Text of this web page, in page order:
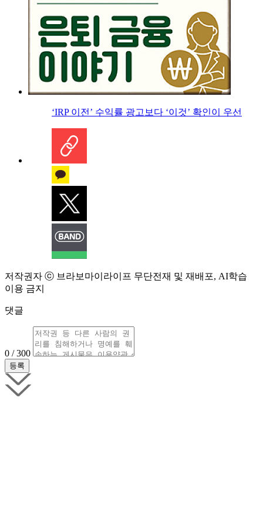
‘IRP 이전’ 수익률 광고보다 ‘이것’ 확인이 우선
저작권자 ⓒ 브라보마이라이프 무단전재 및 재배포, AI학습
이용 금지
댓글
0 / 300